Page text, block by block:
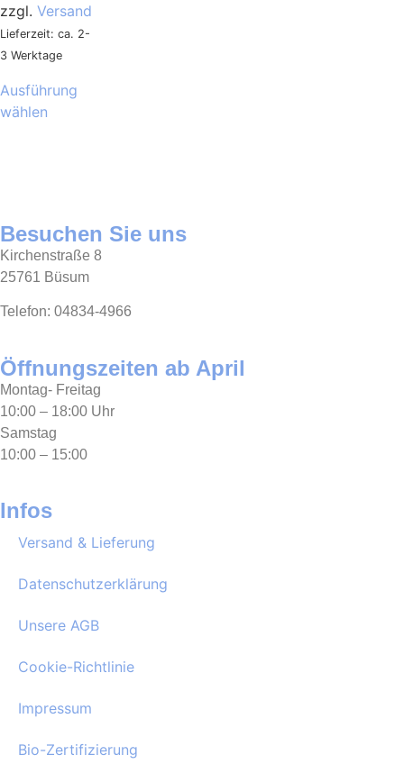
zzgl. Versand
Lieferzeit: ca. 2-
3 Werktage
Ausführung
wählen
Besuchen Sie uns
Kirchenstraße 8
25761 Büsum
Telefon: 04834-4966
Öffnungszeiten ab April
Montag- Freitag
10:00 – 18:00 Uhr
Samstag
10:00 – 15:00
Infos
Versand & Lieferung
Datenschutzerklärung
Unsere AGB
Cookie-Richtlinie
Impressum
Bio-Zertifizierung